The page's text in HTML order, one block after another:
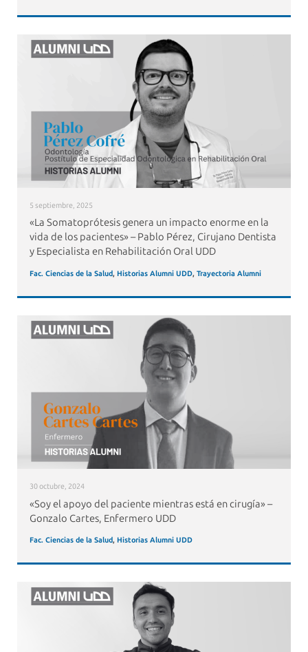
5 septiembre, 2025
«La Somatoprótesis genera un impacto enorme en la
vida de los pacientes» – Pablo Pérez, Cirujano Dentista
y Especialista en Rehabilitación Oral UDD
Fac. Ciencias de la Salud, Historias Alumni UDD, Trayectoria Alumni
30 octubre, 2024
«Soy el apoyo del paciente mientras está en cirugía» –
Gonzalo Cartes, Enfermero UDD
Fac. Ciencias de la Salud, Historias Alumni UDD